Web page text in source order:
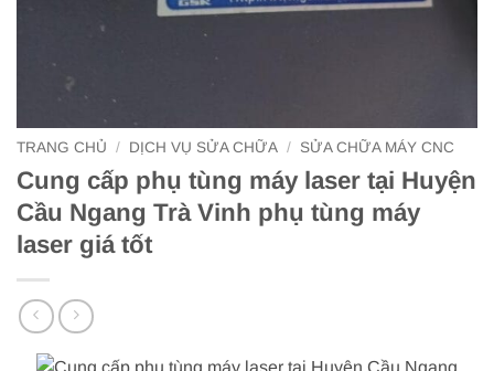
TRANG CHỦ / DỊCH VỤ SỬA CHỮA / SỬA CHỮA MÁY CNC
Cung cấp phụ tùng máy laser tại Huyện
Cầu Ngang Trà Vinh phụ tùng máy
laser giá tốt